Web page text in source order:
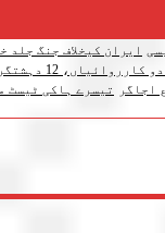
ایران کیخلاف جنگ
ہلاک، ٹھکانہ بھی تباہ
اجاگر